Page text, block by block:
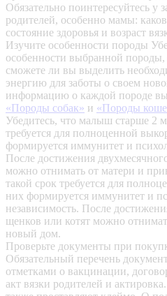
Обязательно поинтересуйтесь у
родителей, особенно мамы:
состояние здоровья и возраст
Изучите особенности породы
особенности выбранной породы,
сможете ли вы выделить
энергию для заботы о своем
информацию о каждой породе
«Породы собак» и «Породы
Убедитесь, что малыш старше 2
требуется для полноценной
формируется иммунитет и
После достижения
можно отнимать от матери и
такой срок требуется для
них формируется иммунитет и
независимость. После
щенков или котят можно
новый дом.
Проверьте документы при
Обязательный перечень
отметками о вакцинации,
акт вязки родителей и